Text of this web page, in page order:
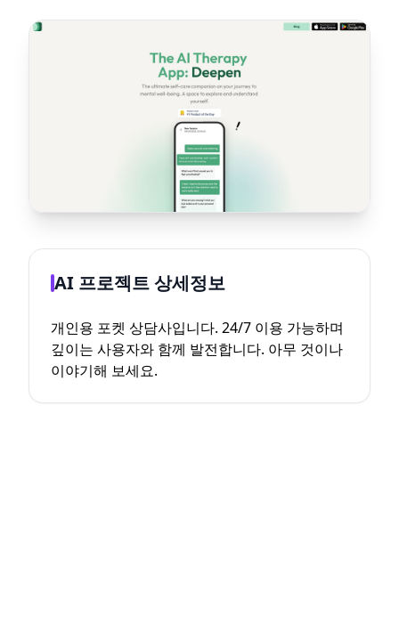
AI 프로젝트 상세정보
개인용 포켓 상담사입니다. 24/7 이용 가능하며
깊이는 사용자와 함께 발전합니다. 아무 것이나
이야기해 보세요.